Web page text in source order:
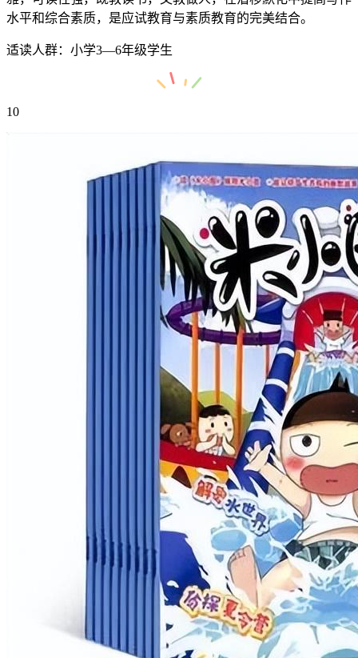
水平和综合素质，是应试教育与素质教育的完美结合。
适读人群：小学3—6年级学生
10